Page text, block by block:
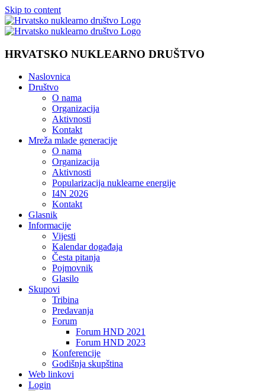
Skip to content
HRVATSKO NUKLEARNO DRUŠTVO
Naslovnica
Društvo
O nama
Organizacija
Aktivnosti
Kontakt
Mreža mlade generacije
O nama
Organizacija
Aktivnosti
Popularizacija nuklearne energije
I4N 2026
Kontakt
Glasnik
Informacije
Vijesti
Kalendar događaja
Česta pitanja
Pojmovnik
Glasilo
Skupovi
Tribina
Predavanja
Forum
Forum HND 2021
Forum HND 2023
Konferencije
Godišnja skupština
Web linkovi
Login